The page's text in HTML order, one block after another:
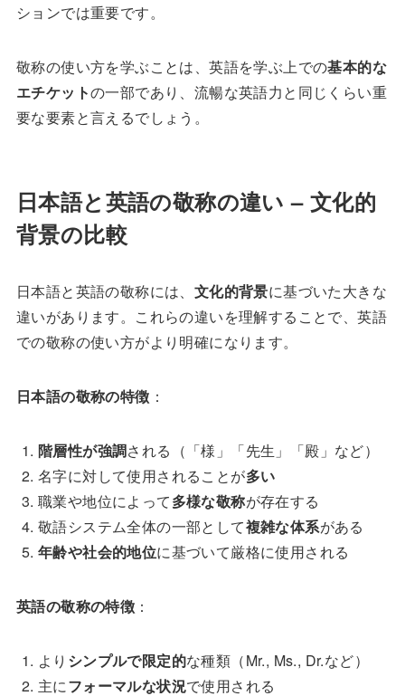
ションでは重要です。
敬称の使い方を学ぶことは、英語を学ぶ上での基本的な
エチケットの一部であり、流暢な英語力と同じくらい重
要な要素と言えるでしょう。
日本語と英語の敬称の違い – 文化的
背景の比較
日本語と英語の敬称には、 文化的背景に基づいた大きな
違いがあります。これらの違いを理解することで、英語
での敬称の使い方がより明確になります。
日本語の敬称の特徴 ：
階層性が強調される（「様」「先生」「殿」など）
名字に対して使用されることが多い
職業や地位によって多様な敬称が存在する
敬語システム全体の一部として複雑な体系がある
年齢や社会的地位に基づいて厳格に使用される
英語の敬称の特徴 ：
より シンプルで限定的な種類（Mr., Ms., Dr.など）
主にフォーマルな状況で使用される